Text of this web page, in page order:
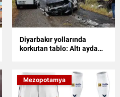
Diyarbakır yollarında
korkutan tablo: Altı ayda
Mezopotamya